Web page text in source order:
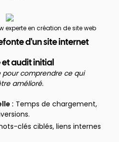
experte en création de site web
d'un site internet
audit initial
pour comprendre ce qui
amélioré.
: Temps de chargement,
clés ciblés, liens internes